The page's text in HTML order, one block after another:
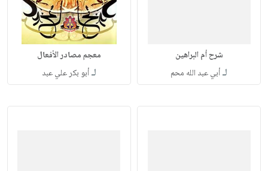
شرح أم البراهين
لـأبي عبد الله محم
معجم مصادر الأفعال
لـأبو بكر علي عبد